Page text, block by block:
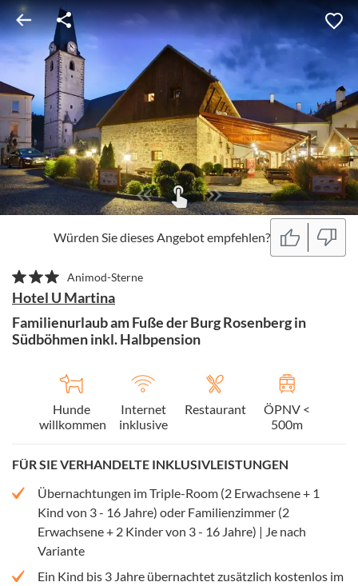
Würden Sie dieses Angebot empfehlen?
Animod-Sterne
Hotel U Martina
Familienurlaub am Fuße der Burg Rosenberg in
Südböhmen inkl. Halbpension
Hunde
willkommen
Internet
inklusive
Restaurant
ÖPNV <
500m
FÜR SIE VERHANDELTE INKLUSIVLEISTUNGEN
Übernachtungen im Triple-Room (2 Erwachsene + 1
Kind von 3 - 16 Jahre) oder Familienzimmer (2
Erwachsene + 2 Kinder von 3 - 16 Jahre) | Je nach
Variante
Ein Kind bis 3 Jahre übernachtet zusätzlich kostenlos im